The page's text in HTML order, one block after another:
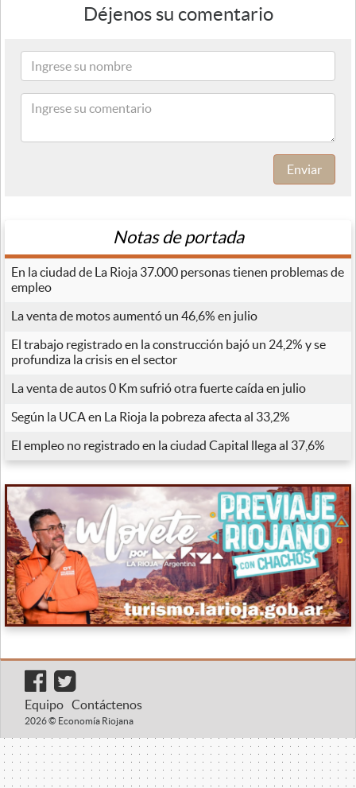
Déjenos su comentario
Enviar
Notas de portada
En la ciudad de La Rioja 37.000 personas tienen problemas de
empleo
La venta de motos aumentó un 46,6% en julio
El trabajo registrado en la construcción bajó un 24,2% y se
profundiza la crisis en el sector
La venta de autos 0 Km sufrió otra fuerte caída en julio
Según la UCA en La Rioja la pobreza afecta al 33,2%
El empleo no registrado en la ciudad Capital llega al 37,6%
Equipo Contáctenos
2026 © Economía Riojana